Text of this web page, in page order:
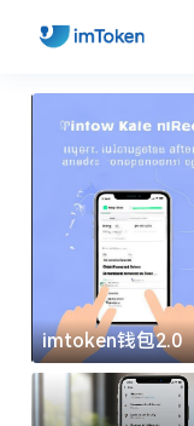
imtoken钱包2.0